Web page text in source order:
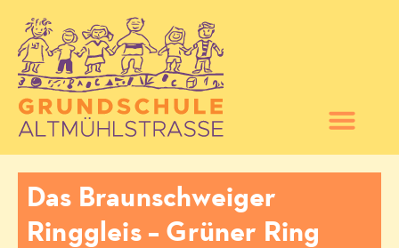
Das Braunschweiger
Ringgleis – Grüner Ring